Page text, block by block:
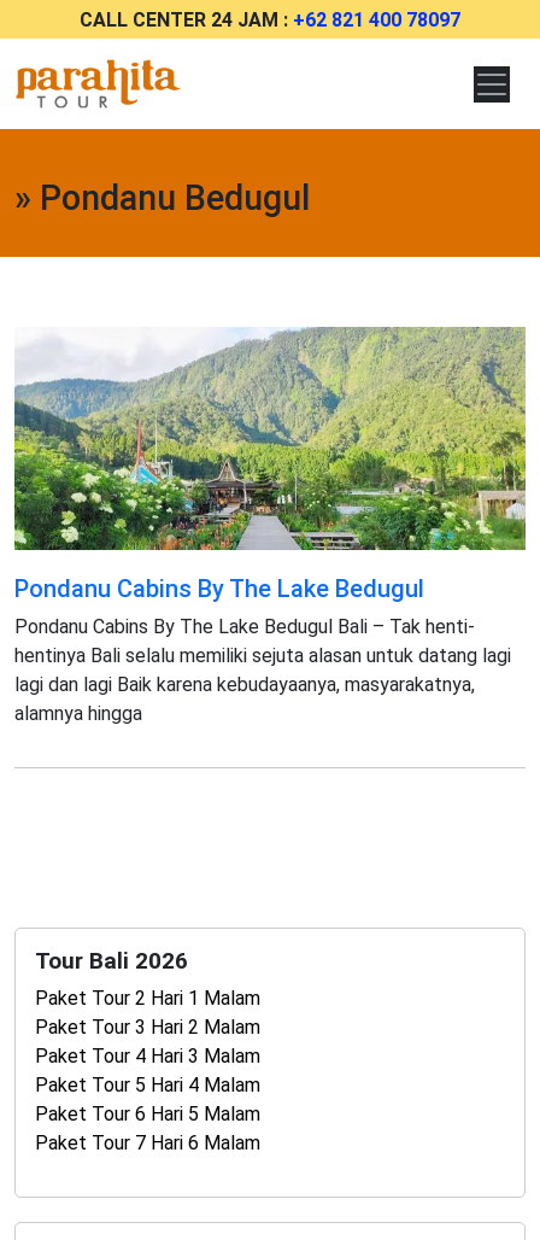
CALL CENTER 24 JAM : +62 821 400 78097
» Pondanu Bedugul
Pondanu Cabins By The Lake Bedugul
Pondanu Cabins By The Lake Bedugul Bali – Tak henti-
hentinya Bali selalu memiliki sejuta alasan untuk datang lagi
lagi dan lagi Baik karena kebudayaanya, masyarakatnya,
alamnya hingga
Tour Bali 2026
Paket Tour 2 Hari 1 Malam
Paket Tour 3 Hari 2 Malam
Paket Tour 4 Hari 3 Malam
Paket Tour 5 Hari 4 Malam
Paket Tour 6 Hari 5 Malam
Paket Tour 7 Hari 6 Malam